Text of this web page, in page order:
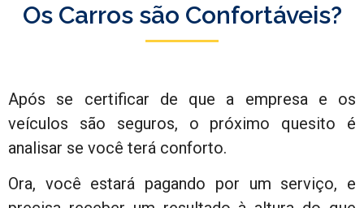
Os Carros são Confortáveis?
Após se certificar de que a empresa e os
veículos são seguros, o próximo quesito é
analisar se você terá conforto.
Ora, você estará pagando por um serviço, e